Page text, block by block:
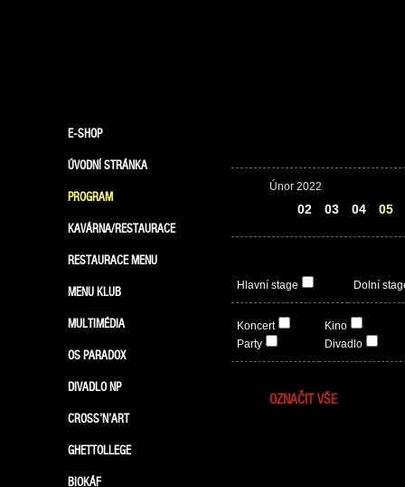
E-SHOP
ÚVODNÍ STRÁNKA
PROGRAM
KAVÁRNA/RESTAURACE
RESTAURACE MENU
MENU KLUB
MULTIMÉDIA
OS PARADOX
DIVADLO NP
CROSS’N’ART
GHETTOLLEGE
BIOKÁF
Únor 2022
02 03 04 05
Hlavní stage Dolní
Koncert
Party
Kino
Divadlo
OZNAČIT VŠE